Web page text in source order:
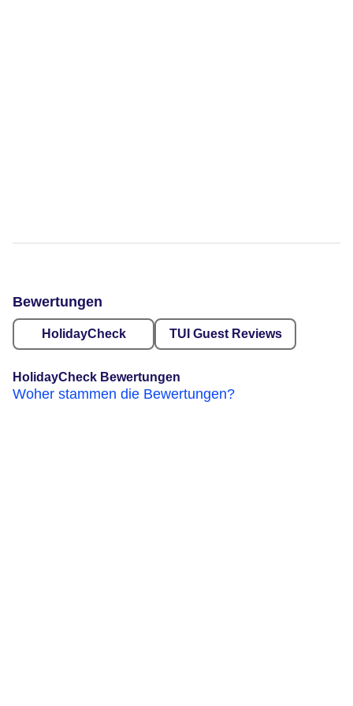
Bewertungen
HolidayCheck TUI Guest Reviews
HolidayCheck Bewertungen
Woher stammen die Bewertungen?